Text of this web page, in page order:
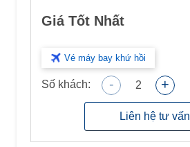
Giá Tốt Nhất
Vé máy bay khứ hồi
Số khách: - 2 +
Liên hệ tư vấn